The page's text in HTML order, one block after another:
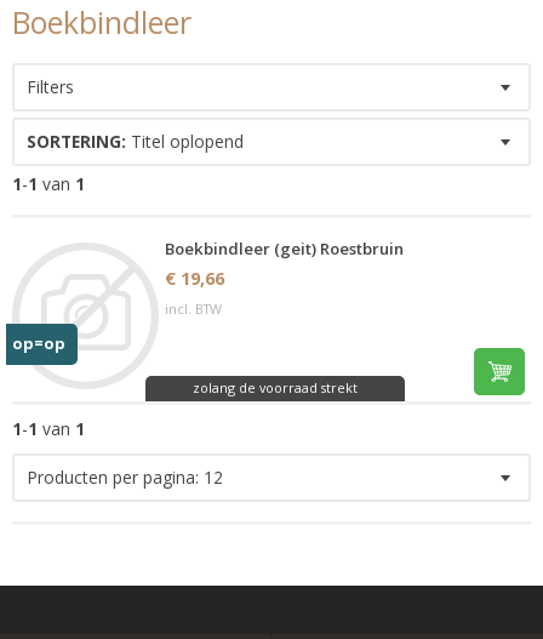
Boekbindleer
Filters
SORTERING: Titel oplopend
1-1 van 1
op=op
Boekbindleer (geit) Roestbruin
€ 19,66
incl. BTW
zolang de voorraad strekt
1-1 van 1
Producten per pagina: 12